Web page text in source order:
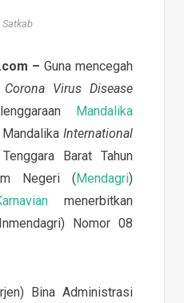
Satkab
– Guna mencegah
Corona Virus Disease
Mandalika
MandalikaInternational
Barat Tahun
Negeri (Mendagri)
menerbitkan
Nomor 08
Bina Administrasi